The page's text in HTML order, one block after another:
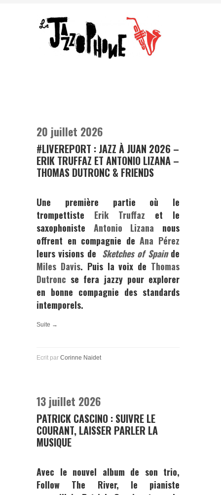
20 juillet 2026
#LIVEREPORT : JAZZ À JUAN 2026 –
ERIK TRUFFAZ ET ANTONIO LIZANA –
THOMAS DUTRONC & FRIENDS
Une première partie où le
trompettiste Erik Truffaz et le
saxophoniste Antonio Lizana nous
offrent en compagnie deAna Pérez
leurs visions de Sketches of Spainde
Miles Davis. Puis la voix de Thomas
Dutronc se fera jazzy pour explorer
en bonne compagnie des standards
intemporels.
Suite →
Ecrit par Corinne Naidet
13 juillet 2026
PATRICK CASCINO : SUIVRE LE
COURANT, LAISSER PARLER LA
MUSIQUE
Avec le nouvel album de son trio,
Follow The River, le pianiste